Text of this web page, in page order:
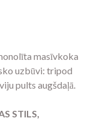
masīvkoka
uzbūvi: tripod
pults augšdaļā.
STILS,